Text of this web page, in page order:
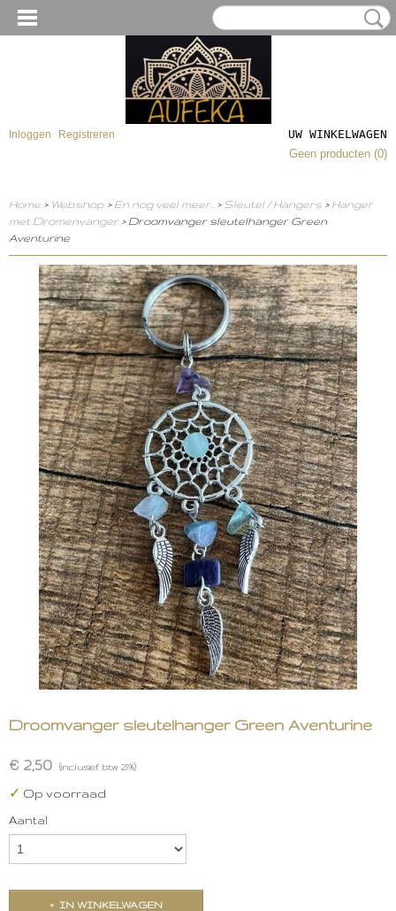
Inloggen Registreren
UW WINKELWAGEN
Geen producten (0)
Home > Webshop > En nog veel meer.. > Sleutel / Hangers > Hanger
met Dromenvanger > Droomvanger sleutelhanger Green
Aventurine
Droomvanger sleutelhanger Green Aventurine
€ 2,50 (inclusief btw 21%)
✓ Op voorraad
Aantal
IN WINKELWAGEN